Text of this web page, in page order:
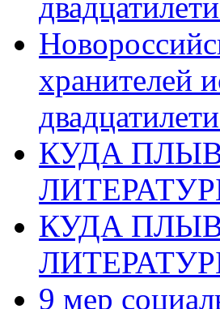
хранителей
КУДА
КУДА
9 мер